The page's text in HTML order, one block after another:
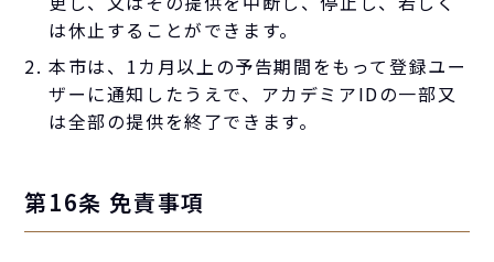
は休止することができます。
本市は、1カ月以上の予告期間をもって登録ユー
ザーに通知したうえで、アカデミアIDの一部又
は全部の提供を終了できます。
第16条 免責事項